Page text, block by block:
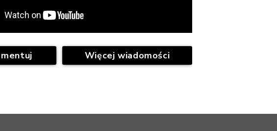
Więcej wiadomości